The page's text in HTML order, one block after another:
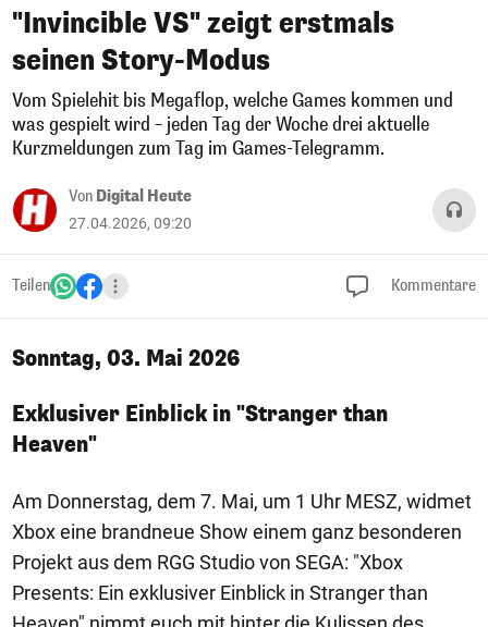
"Invincible VS" zeigt erstmals
seinen Story-Modus
Vom Spielehit bis Megaflop, welche Games kommen und
was gespielt wird – jeden Tag der Woche drei aktuelle
Kurzmeldungen zum Tag im Games-Telegramm.
Von Digital Heute
27.04.2026, 09:20
Teilen Kommentare
Sonntag, 03. Mai 2026
Exklusiver Einblick in "Stranger than
Heaven"
Am Donnerstag, dem 7. Mai, um 1 Uhr MESZ, widmet
Xbox eine brandneue Show einem ganz besonderen
Projekt aus dem RGG Studio von SEGA: "Xbox
Presents: Ein exklusiver Einblick in Stranger than